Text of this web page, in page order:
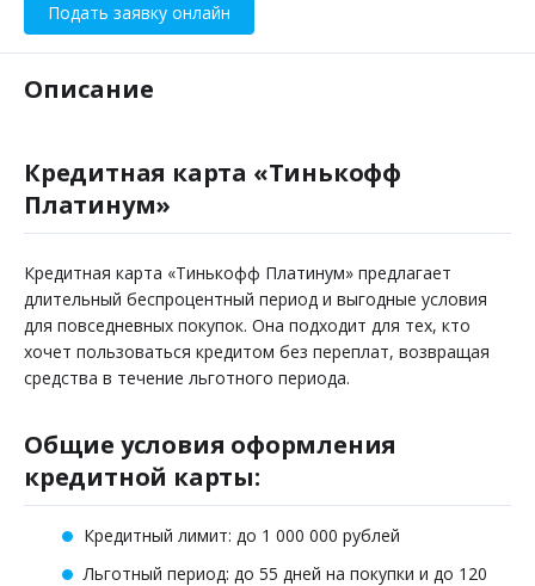
Подать заявку онлайн
Описание
Кредитная карта «Тинькофф
Платинум»
Кредитная карта «Тинькофф Платинум» предлагает
длительный беспроцентный период и выгодные условия
для повседневных покупок. Она подходит для тех, кто
хочет пользоваться кредитом без переплат, возвращая
средства в течение льготного периода.
Общие условия оформления
кредитной карты:
Кредитный лимит: до 1 000 000 рублей
Льготный период: до 55 дней на покупки и до 120